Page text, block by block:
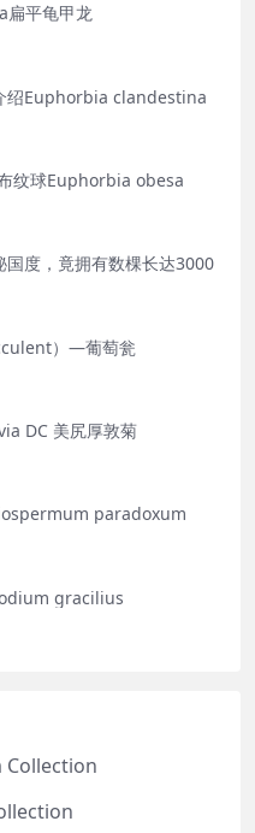
扁平龟甲龙
绍Euphorbia clandestina
纹球Euphorbia obesa
国度，竟拥有数棵长达3000
）—葡萄瓮
DC 美尻厚敦菊
paradoxum
gracilius
Collection